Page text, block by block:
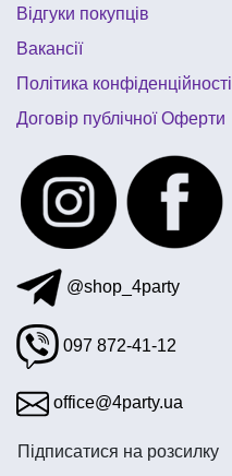
Відгуки покупців
Вакансії
Політика конфіденційності
Договір публічної Оферти
@shop_4party
097 872-41-12
office@4party.ua
Підписатися на розсилку